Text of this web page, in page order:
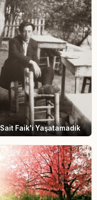
Sait Faik'i Yaşatamadık